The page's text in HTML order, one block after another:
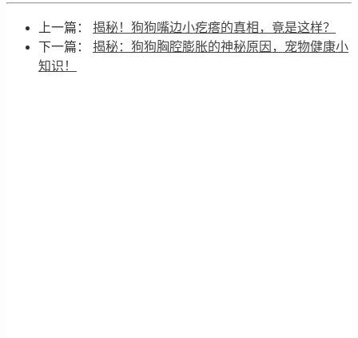
上一篇： 揭秘！狗狗嘴边小疙瘩的真相，竟是这样？
下一篇： 揭秘：狗狗胸腔膨胀的神秘原因，宠物健康小
知识！